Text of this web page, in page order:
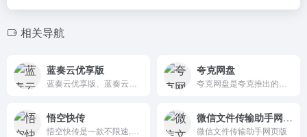
相关导航
蓝奏云优享版 夸克网盘
悟空快传 微信文件传输助手网页版
微信文件传输助手网页版